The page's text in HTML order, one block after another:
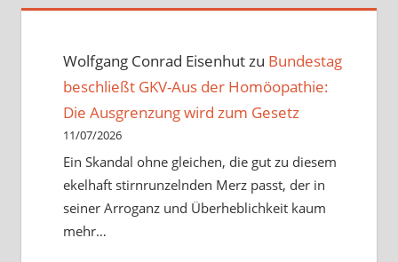
Wolfgang Conrad Eisenhutzu Bundestag
beschließt GKV-Aus der Homöopathie:
Die Ausgrenzung wird zum Gesetz
11/07/2026
Ein Skandal ohne gleichen, die gut zu diesem
ekelhaft stirnrunzelnden Merz passt, der in
seiner Arroganz und Überheblichkeit kaum
mehr…